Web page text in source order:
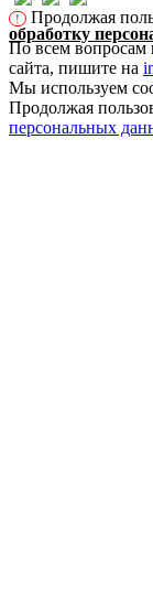
!
Продолжая
обработку
По всем вопросам
сайта, пишите на
Мы используем
Продолжая
персональных